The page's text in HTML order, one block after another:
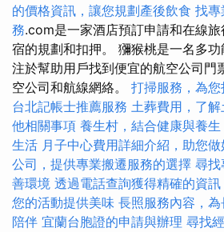
的價格資訊，讓您規劃產後飲食 找專
務.com是一家酒店預訂申請和在線
宿的規劃和扣押。 獼猴桃是一名多
注於幫助用戶找到便宜的航空公司門
空公司和航線網絡。 打掃服務，為
台北記帳士推薦服務 土葬費用，了
他相關事項 養生村，結合健康與養
生活 月子中心費用詳細介紹，助您
公司，提供專業搬遷服務的選擇 尋找
善環境 透過電話查詢獲得精確的資訊
您的活動提供美味 長照服務內容，
陪伴 宜蘭台胞證的申請與辦理 尋找